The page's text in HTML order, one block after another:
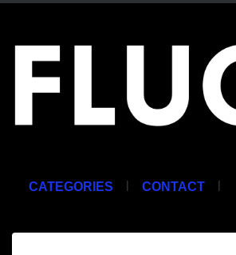
CATEGORIES | CONTACT |